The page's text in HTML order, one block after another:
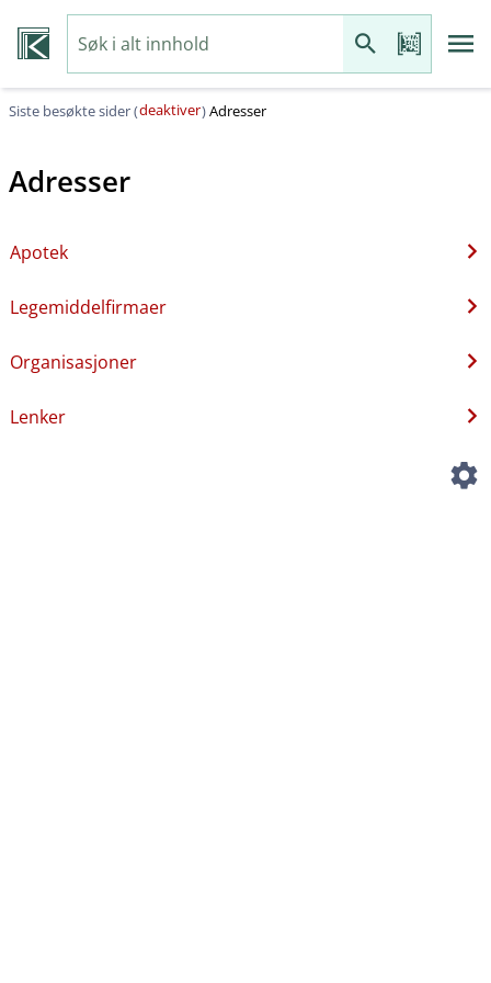
Siste besøkte sider (deaktiver)Adresser
Adresser
Apotek
Legemiddelfirmaer
Organisasjoner
Lenker